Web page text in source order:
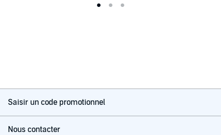
Saisir un code promotionnel
Nous contacter